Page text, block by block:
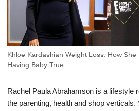
Khloe Kardashian Weight Loss: How She
Having Baby True
Rachel Paula Abrahamson is a lifestyle
the parenting, health and shop